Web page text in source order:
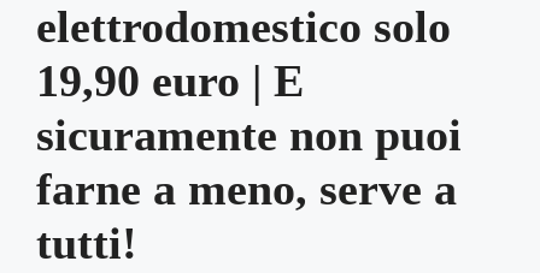
elettrodomestico solo
19,90 euro | E
sicuramente non puoi
farne a meno, serve a
tutti!